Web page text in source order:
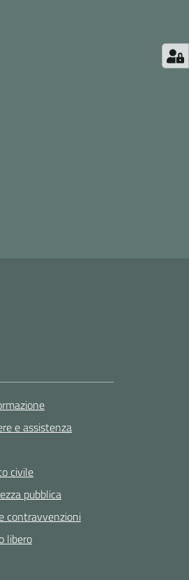
e assistenza
civile
pubblica
contravvenzioni
libero